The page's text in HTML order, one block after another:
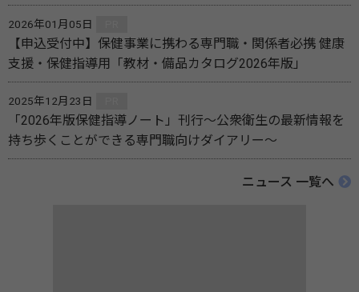
2026年01月05日
【申込受付中】保健事業に携わる専門職・関係者必携 健康
支援・保健指導用「教材・備品カタログ2026年版」
2025年12月23日
「2026年版保健指導ノート」刊行～公衆衛生の最新情報を
持ち歩くことができる専門職向けダイアリー～
ニュース 一覧へ